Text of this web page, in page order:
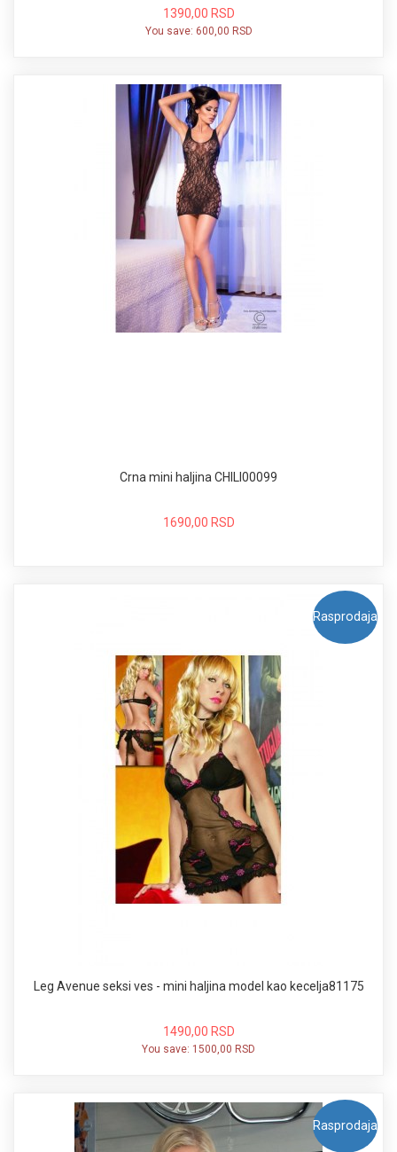
1390,00 RSD
You save: 600,00 RSD
Crna mini haljina CHILI00099
1690,00 RSD
Rasprodaja
Leg Avenue seksi ves - mini haljina model kao kecelja81175
1490,00 RSD
You save: 1500,00 RSD
Rasprodaja